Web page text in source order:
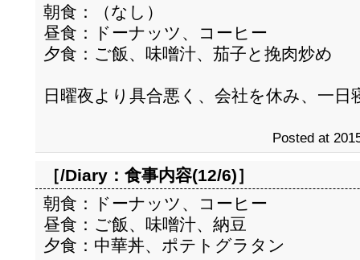
朝食：（なし）
昼食：ドーナッツ、コーヒー
夕食：ご飯、味噌汁、茄子と挽肉炒め
日曜夜より具合悪く、会社を休み、一日
Posted at
［/Diary： 食事内容(12/6)］
朝食：ドーナッツ、コーヒー
昼食：ご飯、味噌汁、納豆
夕食：中華丼、ポテトグラタン